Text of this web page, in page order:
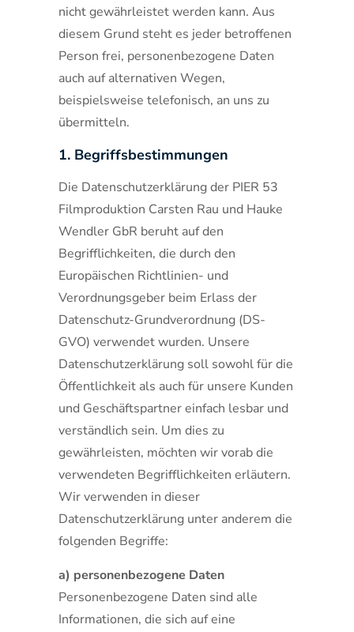
nicht gewährleistet werden kann. Aus
diesem Grund steht es jeder betroffenen
Person frei, personenbezogene Daten
auch auf alternativen Wegen,
beispielsweise telefonisch, an uns zu
übermitteln.
1. Begriffsbestimmungen
Die Datenschutzerklärung der PIER 53
Filmproduktion Carsten Rau und Hauke
Wendler GbR beruht auf den
Begrifflichkeiten, die durch den
Europäischen Richtlinien- und
Verordnungsgeber beim Erlass der
Datenschutz-Grundverordnung (DS-
GVO) verwendet wurden. Unsere
Datenschutzerklärung soll sowohl für die
Öffentlichkeit als auch für unsere Kunden
und Geschäftspartner einfach lesbar und
verständlich sein. Um dies zu
gewährleisten, möchten wir vorab die
verwendeten Begrifflichkeiten erläutern.
Wir verwenden in dieser
Datenschutzerklärung unter anderem die
folgenden Begriffe:
a) personenbezogene Daten
Personenbezogene Daten sind alle
Informationen, die sich auf eine